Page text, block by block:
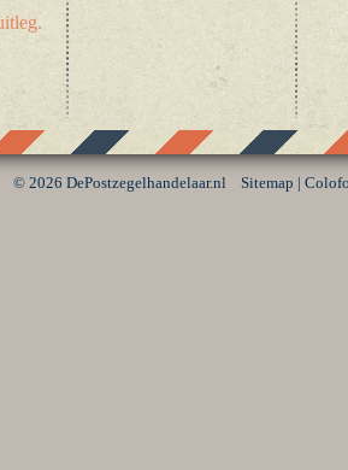
© 2026 DePostzegelhandelaar.nlSitemap |